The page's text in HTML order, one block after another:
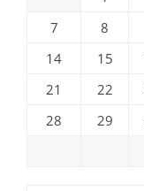
7
8
14
15
21
22
28
29